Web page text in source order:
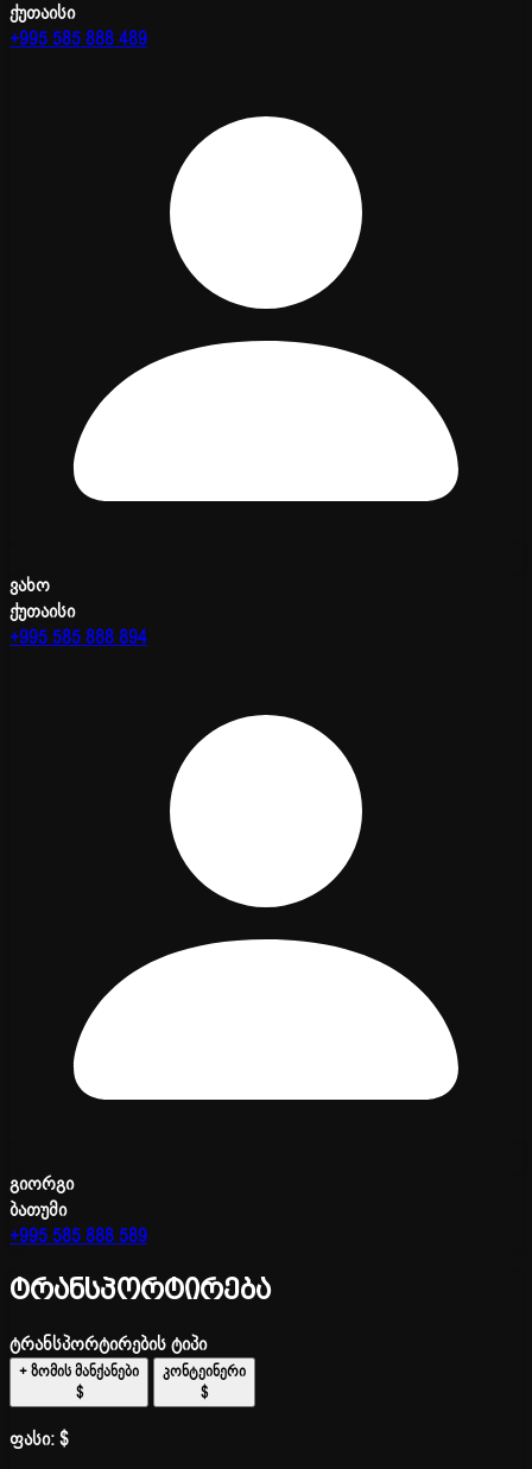
ქუთაისი
+995 585 888 489
ვახო
ქუთაისი
+995 585 888 894
გიორგი
ბათუმი
+995 585 888 589
ტრანსპორტირება
ტრანსპორტირების ტიპი
+ ზომის მანქანები
$
კონტეინერი
$
ფასი:$